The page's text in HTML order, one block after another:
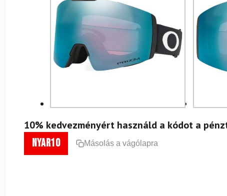
10% kedvezményért használd a kódot a
nyar10 Másolás a vágólapra